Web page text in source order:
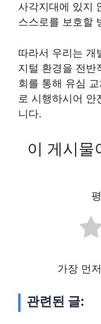
사각지대에 있지
스스로를 보호할
따라서 우리는 개
지털 환경을 전반
회를 통해 유심
로 시행하시어
니다.
이 게시물
가장 먼
관련된 글: